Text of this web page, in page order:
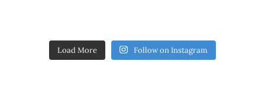
Load More Follow on Instagram